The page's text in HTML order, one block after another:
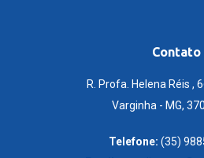
Contato
R. Profa. Helena Réis ,
Varginha - MG,
Telefone: (35)